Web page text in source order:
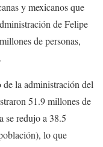
y mexicanos que
de Felipe
de personas,
la administración del
51.9 millones de
se redujo a 38.5
lo que